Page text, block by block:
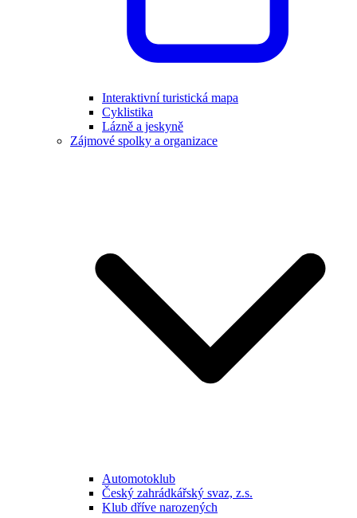
Interaktivní turistická mapa
Cyklistika
Lázně a jeskyně
Zájmové spolky a organizace
Automotoklub
Český zahrádkářský svaz, z.s.
Klub dříve narozených